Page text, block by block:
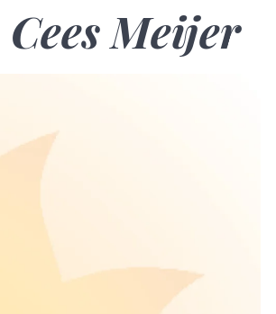
Meijer